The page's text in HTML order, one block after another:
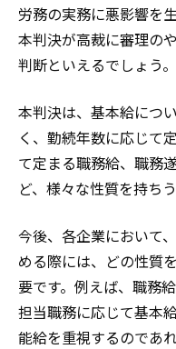
労務の実務に悪影響を
本判決が高裁に審理の
判断といえるでしょう。
本判決は、基本給につ
く、勤続年数に応じて
て定まる職務給、職務
ど、様々な性質を持ち
今後、各企業において
める際には、どの性質
要です。例えば、職務
担当職務に応じて基本
能給を重視するのであ